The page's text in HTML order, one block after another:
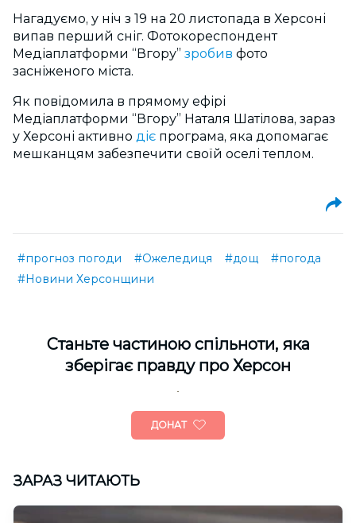
Нагадуємо, у ніч з 19 на 20 листопада в Херсоні
випав перший сніг. Фотокореспондент
Медіаплатформи “Вгору” зробив фото
засніженого міста.
Як повідомила в прямому ефірі
Медіаплатформи “Вгору” Наталя Шатілова, зараз
у Херсоні активно діє програма, яка допомагає
мешканцям забезпечити своїй оселі теплом.
#прогноз погоди #Ожеледиця #дощ
#погода
#Новини Херсонщини
Cтаньте частиною спільноти, яка
зберігає правду про Херсон
ДОНАТ
ЗАРАЗ ЧИТАЮТЬ